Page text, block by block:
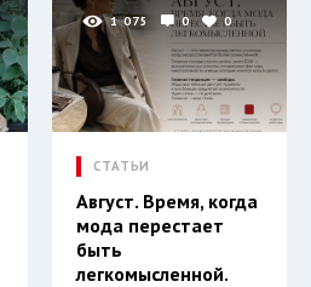
1 075 0 0
СТАТЬИ
Август. Время, когда
мода перестает
быть
легкомысленной.